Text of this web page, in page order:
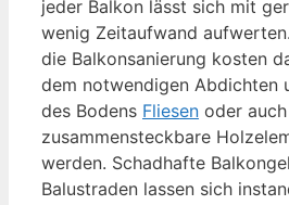
jeder Balkon lässt sich mit
wenig Zeitaufwand
die Balkonsanierung kosten
dem notwendigen Abdichten
des Bodens Fliesen oder
zusammensteckbare
werden. Schadhafte
Balustraden lassen sich